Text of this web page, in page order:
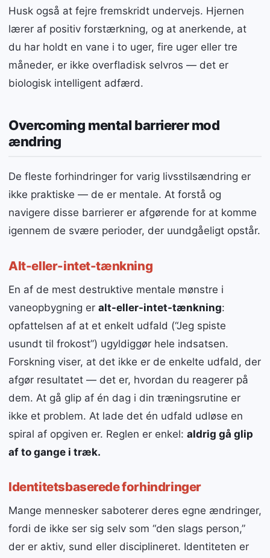
Husk også at fejre fremskridt undervejs. Hjernen
lærer af positiv forstærkning, og at anerkende, at
du har holdt en vane i to uger, fire uger eller tre
måneder, er ikke overfladisk selvros — det er
biologisk intelligent adfærd.
Overcoming mental barrierer mod
ændring
De fleste forhindringer for varig livsstilsændring er
ikke praktiske — de er mentale. At forstå og
navigere disse barrierer er afgørende for at komme
igennem de svære perioder, der uundgåeligt opstår.
Alt-eller-intet-tænkning
En af de mest destruktive mentale mønstre i
vaneopbygning er alt-eller-intet-tænkning:
opfattelsen af at et enkelt udfald (“Jeg spiste
usundt til frokost”) ugyldiggør hele indsatsen.
Forskning viser, at det ikke er de enkelte udfald, der
afgør resultatet — det er, hvordan du reagerer på
dem. At gå glip af én dag i din træningsrutine er
ikke et problem. At lade det én udfald udløse en
spiral af opgiven er. Reglen er enkel: aldrig gå glip
af to gange i træk.
Identitetsbaserede forhindringer
Mange mennesker saboterer deres egne ændringer,
fordi de ikke ser sig selv som “den slags person,”
der er aktiv, sund eller disciplineret. Identiteten er